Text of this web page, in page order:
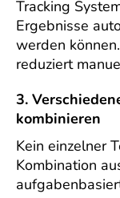
Tracking
Ergebnisse
werden
reduziert
3.
kombinieren
Kein einzelner
Kombination